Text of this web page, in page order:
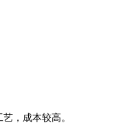
，成本较高。